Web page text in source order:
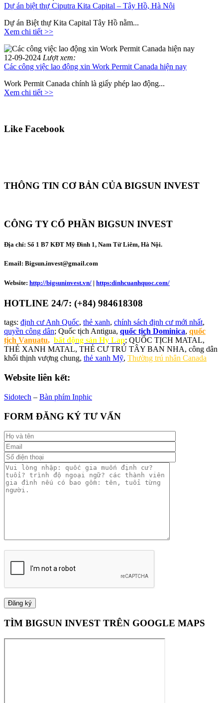
Dự án biệt thự Ciputra Kita Capital – Tây Hồ, Hà Nội
Dự án Biệt thự Kita Capital Tây Hồ nằm...
Xem chi tiết >>
12-09-2024 Lượt xem:
Các công việc lao động xin Work Permit Canada hiện nay
Work Permit Canada chính là giấy phép lao động...
Xem chi tiết >>
Like Facebook
THÔNG TIN CƠ BẢN CỦA BIGSUN INVEST
CÔNG TY CỔ PHẦN BIGSUN INVEST
Địa chỉ: Số 1 B7 KĐT Mỹ Đình 1, Nam Từ Liêm, Hà Nội.
Email: Bigsun.invest@gmail.com
Website: http://bigsuninvest.vn/ | https:dinhcuanhquoc.com/
HOTLINE 24/7: (+84) 984618308
tags: định cư Anh Quốc, thẻ xanh, chính sách định cư mới nhất,
quyền công dân; Quốc tịch Antigua, quốc tịch Dominica, quốc
tịch Vanuatu, bất động sản Hy Lap; QUỐC TỊCH MATAL,
THẺ XANH MATAL, THẺ CƯ TRÚ TÂY BAN NHA, công dân
khối thịnh vượng chung, thẻ xanh Mỹ, Thường trú nhân Canada
Website liên kết:
Sidotech – Bàn phím Inphic
FORM ĐĂNG KÝ TƯ VẤN
TÌM BIGSUN INVEST TRÊN GOOGLE MAPS